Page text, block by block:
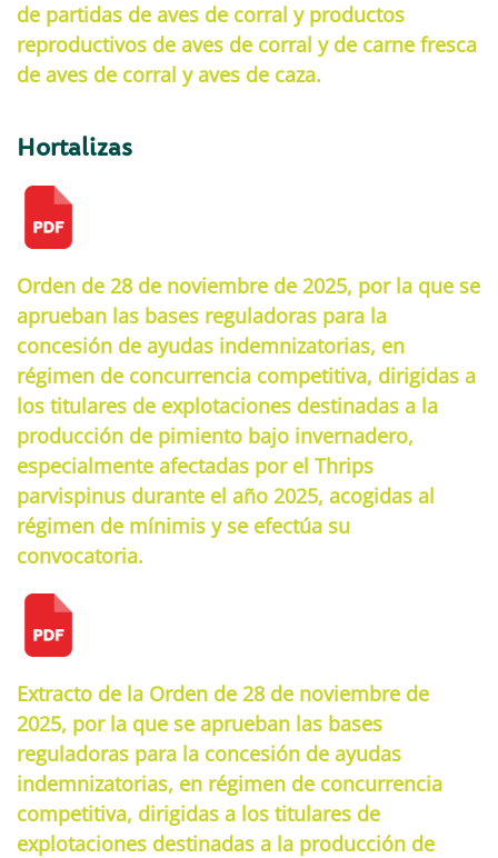
de partidas de aves de corral y productos
reproductivos de aves de corral y de carne fresca
de aves de corral y aves de caza.
Hortalizas
Orden de 28 de noviembre de 2025, por la que se
aprueban las bases reguladoras para la
concesión de ayudas indemnizatorias, en
régimen de concurrencia competitiva, dirigidas a
los titulares de explotaciones destinadas a la
producción de pimiento bajo invernadero,
especialmente afectadas por el Thrips
parvispinus durante el año 2025, acogidas al
régimen de mínimis y se efectúa su
convocatoria.
Extracto de la Orden de 28 de noviembre de
2025, por la que se aprueban las bases
reguladoras para la concesión de ayudas
indemnizatorias, en régimen de concurrencia
competitiva, dirigidas a los titulares de
explotaciones destinadas a la producción de